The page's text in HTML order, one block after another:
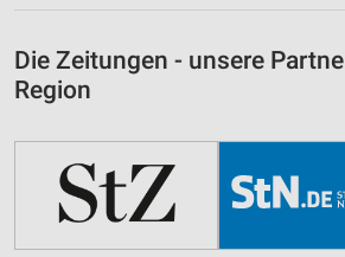
Die Zeitungen - unsere
Region